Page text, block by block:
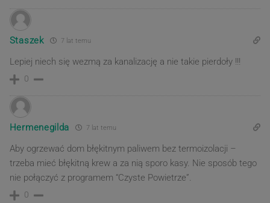
Staszek 7 lat temu
Lepiej niech się wezmą za kanalizację a nie takie pierdoły !!!
0
Hermenegilda 7 lat temu
Aby ogrzewać dom błękitnym paliwem bez termoizolacji –
trzeba mieć błękitną krew a za nią sporo kasy. Nie sposób tego
nie połączyć z programem “Czyste Powietrze”.
0